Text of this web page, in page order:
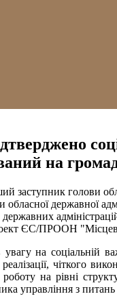
на
заступник голови
обласної державної
ЄС/ПРООН
на соціальній
чіткого
на рівні
управління з питань